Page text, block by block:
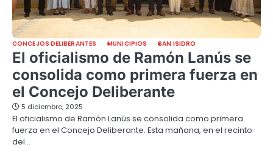
CONCEJOS DELIBERANTES MUNICIPIOS SAN ISIDRO
El oficialismo de Ramón Lanús se
consolida como primera fuerza en
el Concejo Deliberante
5 diciembre, 2025
El oficialismo de Ramón Lanús se consolida como primera
fuerza en el Concejo Deliberante. Esta mañana, en el recinto
del…